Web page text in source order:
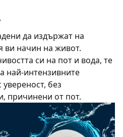
да издържат на
ви начин на живот.
си на пот и вода, те
най-интензивните
без
причинени от пот.